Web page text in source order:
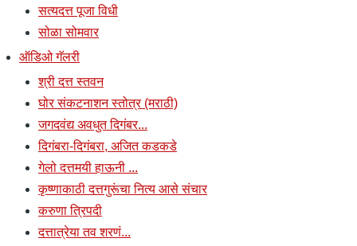
सत्यदत्त पूजा विधी
सोळा सोमवार
ऑडिओ गॅलरी
श्री दत्त स्तवन
घोर संकटनाशन स्तोत्र (मराठी)
जगदवंद्य अवधुत दिगंबर...
दिगंबरा-दिगंबरा, अजित कडकडे
गेलो दत्तमयी हाऊनी ...
कृष्णाकाठी दत्तगुरूंचा नित्य आसे संचार
करुणा त्रिपदी
दत्तात्रेया तव शरणं...